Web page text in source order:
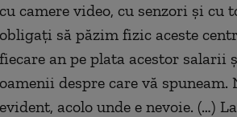
cu camere video, cu senzori şi cu
obligaţi să păzim fizic aceste
fiecare an pe plata acestor salarii
oamenii despre care vă
evident, acolo unde e nevoie. (…)